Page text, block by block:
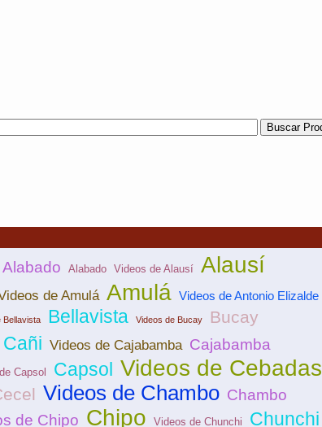
Alabado Videos de Alausí Alausí
de Amulá Amulá Videos de Antonio Elizalde
Bellavista Bellavista Videos de Bucay Bucay
Cañi Videos de Cajabamba Cajabamba
Capsol Capsol Videos de Cebadas
Videos de Chambo Chambo
de Chipo Chipo Videos de Chunchi Chunchi